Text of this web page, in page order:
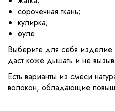
сорочечная ткань;
кулирка;
фуле.
Выберите для себя изделие
даст коже дышать и не
Есть варианты из смеси
волокон, обладающие